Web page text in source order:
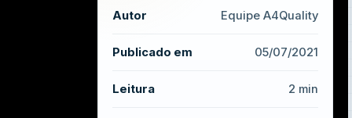
Autor Equipe A4Quality
Publicado em 05/07/2021
Leitura 2 min